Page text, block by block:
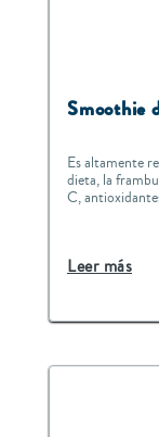
Smoothie
Es altamente
dieta, la
C,
Leer más